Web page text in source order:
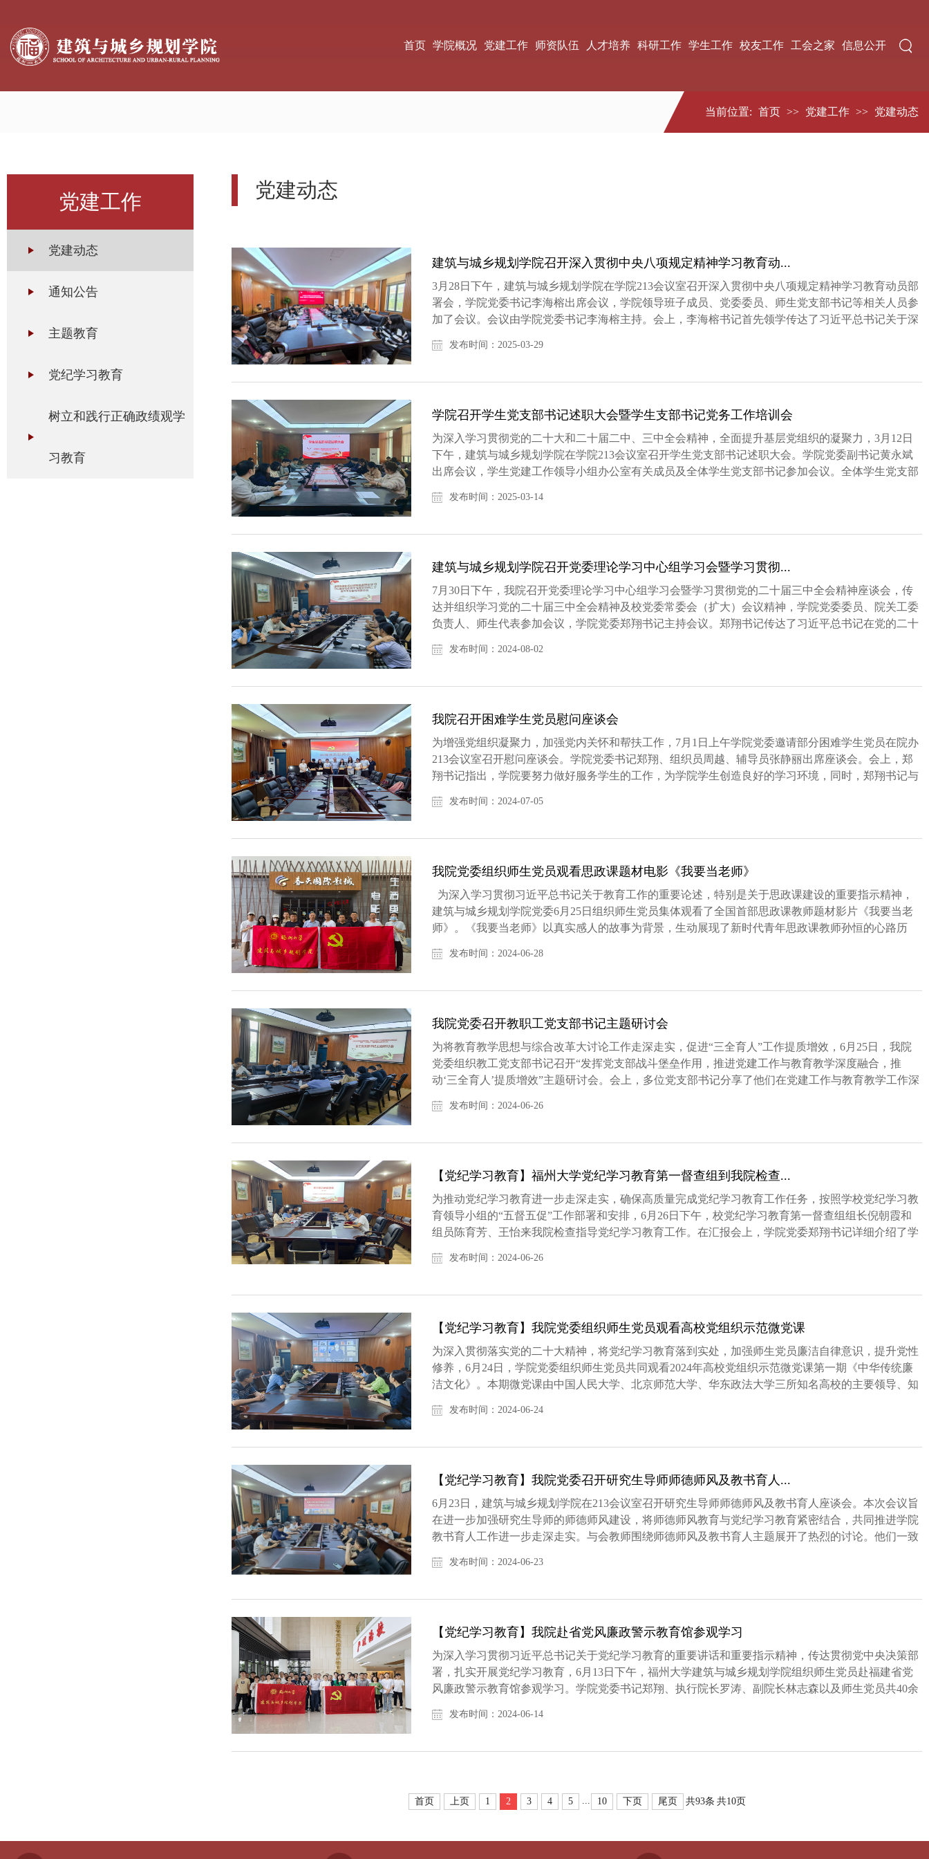
首页 学院概况 党建工作 师资队伍 人才培养 科研工作 学生工作 校友工作 工会之家 信息公开
当前位置: 首页 >> 党建工作 >> 党建动态
党建工作
党建动态
通知公告
主题教育
党纪学习教育
树立和践行正确政绩观学
习教育
党建动态
建筑与城乡规划学院召开深入贯彻中央八项规定精神学习教育动...
3月28日下午，建筑与城乡规划学院在学院213会议室召开深入贯彻中央八项规定精神学习教育动员部
署会，学院党委书记李海榕出席会议，学院领导班子成员、党委委员、师生党支部书记等相关人员参
加了会议。会议由学院党委书记李海榕主持。会上，李海榕书记首先领学传达了习近平总书记关于深
发布时间：2025-03-29
学院召开学生党支部书记述职大会暨学生支部书记党务工作培训会
为深入学习贯彻党的二十大和二十届二中、三中全会精神，全面提升基层党组织的凝聚力，3月12日
下午，建筑与城乡规划学院在学院213会议室召开学生党支部书记述职大会。学院党委副书记黄永斌
出席会议，学生党建工作领导小组办公室有关成员及全体学生党支部书记参加会议。全体学生党支部
发布时间：2025-03-14
建筑与城乡规划学院召开党委理论学习中心组学习会暨学习贯彻...
7月30日下午，我院召开党委理论学习中心组学习会暨学习贯彻党的二十届三中全会精神座谈会，传
达并组织学习党的二十届三中全会精神及校党委常委会（扩大）会议精神，学院党委委员、院关工委
负责人、师生代表参加会议，学院党委郑翔书记主持会议。郑翔书记传达了习近平总书记在党的二十
发布时间：2024-08-02
我院召开困难学生党员慰问座谈会
为增强党组织凝聚力，加强党内关怀和帮扶工作，7月1日上午学院党委邀请部分困难学生党员在院办
213会议室召开慰问座谈会。学院党委书记郑翔、组织员周越、辅导员张静丽出席座谈会。会上，郑
翔书记指出，学院要努力做好服务学生的工作，为学院学生创造良好的学习环境，同时，郑翔书记与
发布时间：2024-07-05
我院党委组织师生党员观看思政课题材电影《我要当老师》
为深入学习贯彻习近平总书记关于教育工作的重要论述，特别是关于思政课建设的重要指示精神，
建筑与城乡规划学院党委6月25日组织师生党员集体观看了全国首部思政课教师题材影片《我要当老
师》。《我要当老师》以真实感人的故事为背景，生动展现了新时代青年思政课教师孙恒的心路历
发布时间：2024-06-28
我院党委召开教职工党支部书记主题研讨会
为将教育教学思想与综合改革大讨论工作走深走实，促进“三全育人”工作提质增效，6月25日，我院
党委组织教工党支部书记召开“发挥党支部战斗堡垒作用，推进党建工作与教育教学深度融合，推
动‘三全育人’提质增效”主题研讨会。会上，多位党支部书记分享了他们在党建工作与教育教学工作深
发布时间：2024-06-26
【党纪学习教育】福州大学党纪学习教育第一督查组到我院检查...
为推动党纪学习教育进一步走深走实，确保高质量完成党纪学习教育工作任务，按照学校党纪学习教
育领导小组的“五督五促”工作部署和安排，6月26日下午，校党纪学习教育第一督查组组长倪朝霞和
组员陈育芳、王怡来我院检查指导党纪学习教育工作。在汇报会上，学院党委郑翔书记详细介绍了学
发布时间：2024-06-26
【党纪学习教育】我院党委组织师生党员观看高校党组织示范微党课
为深入贯彻落实党的二十大精神，将党纪学习教育落到实处，加强师生党员廉洁自律意识，提升党性
修养，6月24日，学院党委组织师生党员共同观看2024年高校党组织示范微党课第一期《中华传统廉
洁文化》。本期微党课由中国人民大学、北京师范大学、华东政法大学三所知名高校的主要领导、知
发布时间：2024-06-24
【党纪学习教育】我院党委召开研究生导师师德师风及教书育人...
6月23日，建筑与城乡规划学院在213会议室召开研究生导师师德师风及教书育人座谈会。本次会议旨
在进一步加强研究生导师的师德师风建设，将师德师风教育与党纪学习教育紧密结合，共同推进学院
教书育人工作进一步走深走实。与会教师围绕师德师风及教书育人主题展开了热烈的讨论。他们一致
发布时间：2024-06-23
【党纪学习教育】我院赴省党风廉政警示教育馆参观学习
为深入学习贯彻习近平总书记关于党纪学习教育的重要讲话和重要指示精神，传达贯彻党中央决策部
署，扎实开展党纪学习教育，6月13日下午，福州大学建筑与城乡规划学院组织师生党员赴福建省党
风廉政警示教育馆参观学习。学院党委书记郑翔、执行院长罗涛、副院长林志森以及师生党员共40余
发布时间：2024-06-14
首页 上页 1 2 3 4 5 ... 10 下页 尾页 共93条 共10页